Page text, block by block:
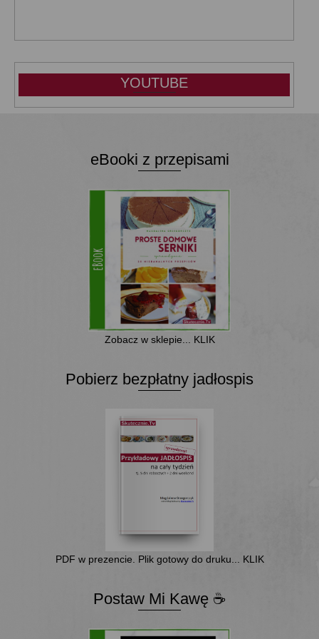
YOUTUBE
eBooki z przepisami
Zobacz w sklepie... KLIK
Pobierz bezpłatny jadłospis
PDF w prezencie. Plik gotowy do druku... KLIK
Postaw Mi Kawę ☕